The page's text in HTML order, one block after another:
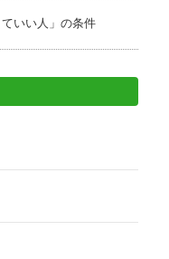
いい人」の条件